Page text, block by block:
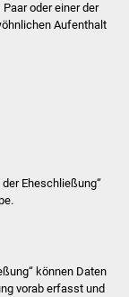
oder einer der
Aufenthalt
Eheschließung“
können Daten
vorab erfasst und